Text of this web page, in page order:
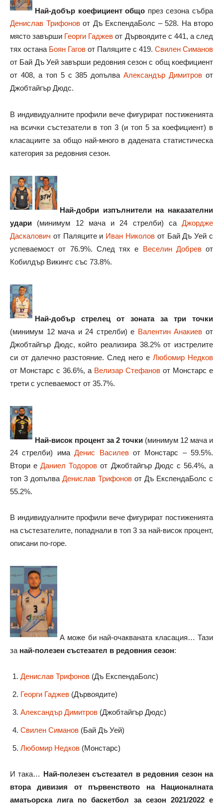
Най-добър коефициент общо през сезона събра
Денислав Трифоновот Дъ ЕкспендаБолс – 528. На второ
място завърши Георги Гаджев от Дървоядите с 441, а след
тях остана Боян Гагов от Паляците с 419. Свилен Симанов
от Бай Дъ Уей завърши редовния сезон с общ коефициент
от 408, а топ 5 с 385 допълваАлександър Димитров от
Джобтайгър Дюдс.
В индивидуалните профили вече фигурират постиженията
на всички състезатели в топ 3 (и топ 5 за коефициент) в
класациите за общо най-много в дадената статистическа
категория за редовния сезон.
Най-добри изпълнители на наказателни
удари (минимум 12 мача и 24 стрелби) са Джордже
Даскалович от Паляците и Иван Николов от Бай Дъ Уей с
успеваемост от 76.9%. След тях е Веселин Добревот
Кобилдър Викингс със 73.8%.
Най-добър стрелец от зоната за три точки
(минимум 12 мача и 24 стрелби) е Валентин Анакиев от
Джобтайгър Дюдс, който реализира 38.2% от изстрелите
си от далечно разстояние. След него е Любомир Недков
от Монстарс с 36.6%, а Велизар Стефанов от Монстарс е
трети с успеваемост от 35.7%.
Най-висок процент за 2 точки (минимум 12 мача и
24 стрелби) имаДенис Василевот Монстарс – 59.5%.
Втори еДаниел Тодоров от Джобтайгър Дюдс с 56.4%, а
топ 3 допълва Денислав Трифонов от Дъ ЕкспендаБолс с
55.2%.
В индивидуалните профили вече фигурират постиженията
на състезателите, попаднали в топ 3 за най-висок процент,
описани по-горе.
А може би най-очакваната класация… Тази
за най-полезен състезател в редовния сезон:
Денислав Трифонов (Дъ ЕкспендаБолс)
Георги Гаджев (Дървоядите)
Александър Димитров (Джобтайгър Дюдс)
Свилен Симанов (Бай Дъ Уей)
Любомир Недков (Монстарс)
И така… Най-полезен състезател в редовния сезон на
втора дивизия от първенството на Националната
аматьорска лига по баскетбол за сезон 2021/2022 е